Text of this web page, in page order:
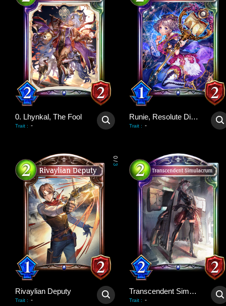
0. Lhynkal, The Fool
Trait : -
Runie, Resolute Diviner
Trait : -
0
/
3
Rivaylian Deputy
Trait : -
Transcendent Simulacrum
Trait : -